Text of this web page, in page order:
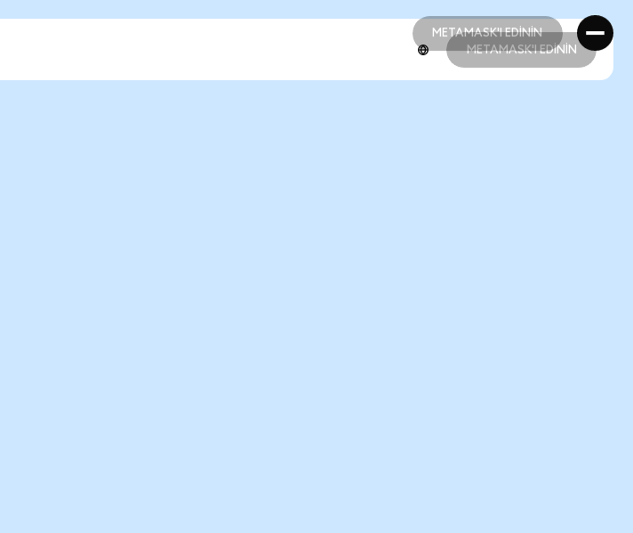
METAMASK'I EDİNİN
METAMASK'I EDİNİN
METAMASK'I EDİNİN